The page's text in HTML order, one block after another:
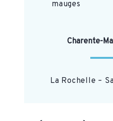
mauges
Charente-
La Rochelle –